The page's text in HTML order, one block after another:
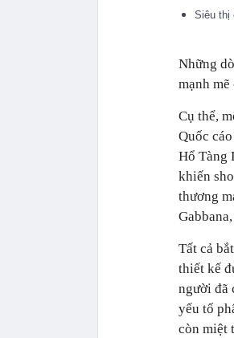
Siêu thị
Những
mạnh
Cụ thể,
Quốc
Hổ Tàng
khiến
thương
Tất cả
thiết kế
người đã
yếu tố
còn miệt